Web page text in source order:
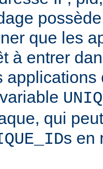
que les
à entrer
qui
s en